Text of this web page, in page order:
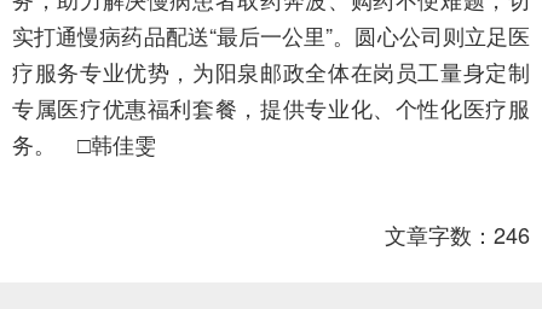
实打通慢病药品配送“最后一公里”。圆心公司则立足医
疗服务专业优势，为阳泉邮政全体在岗员工量身定制
专属医疗优惠福利套餐，提供专业化、个性化医疗服
务。 □韩佳雯
文章字数：246